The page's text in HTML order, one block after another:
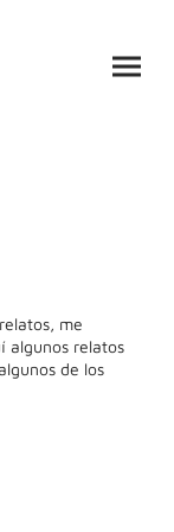
me
algunos relatos
de los